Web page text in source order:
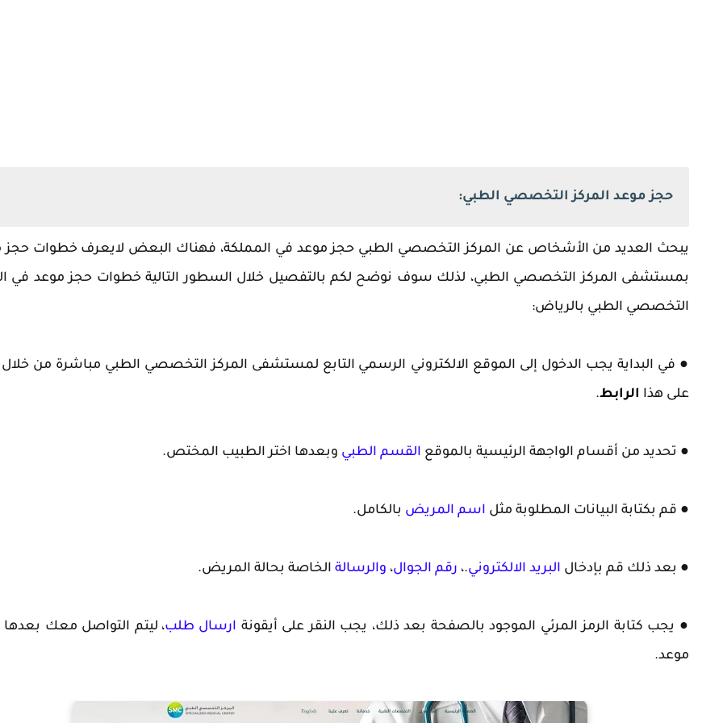
حجز موعد المركز التخصصي الطبي:
يبحث العديد من الأشخاص عن المركز التخصصي الطبي حجز موعد في المملكة، فهناك البعض لايعرف خطوات حجز
بمستشفى المركز التخصصي الطبي، لذلك سوف نوضح لكم بالتفصيل خلال السطور التالية خطوات حجز موعد في
التخصصي الطبي بالرياض:
● في البداية يجب الدخول إلى الموقع الالكتروني الرسمي التابع لمستشفى المركز التخصصي الطبي مباشرة من خلال
على هذا الرابط.
● تحديد من أقسام الواجهة الرئيسية بالموقع القسم الطبي وبعدها اختر الطبيب المختص.
● قم بكتابة البيانات المطلوبة مثل اسم المريض بالكامل.
● بعد ذلك قم بإدخال البريد الالكتروني.، رقم الجوال، والرسالة الخاصة بحالة المريض.
● يجب كتابة الرمز المرئي الموجود بالصفحة بعد ذلك، يجب النقر على أيقونة ارسال طلب، ليتم التواصل معك بعدها
موعد.